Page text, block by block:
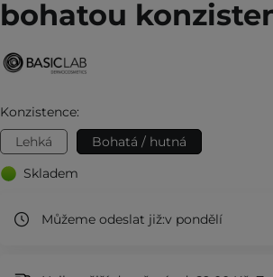
bohatou
Konzistence:
Lehká
Bohatá / hutná
Skladem
Můžeme odeslat již:v pondělí